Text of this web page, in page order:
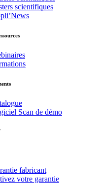
scientifiques
Scan de démo
fabricant
votre garantie